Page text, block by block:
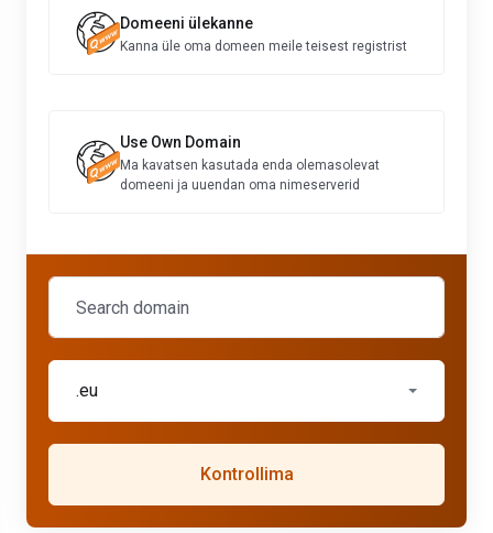
Domeeni ülekanne
Kanna üle oma domeen meile teisest registrist
Use Own Domain
Ma kavatsen kasutada enda olemasolevat
domeeni ja uuendan oma nimeserverid
.eu
Kontrollima